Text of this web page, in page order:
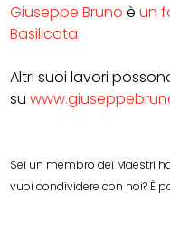
Giuseppe Bruno è un
Basilicata
Altri suoi lavori
su
Sei un membro dei Maestri
vuoi condividere con noi? È